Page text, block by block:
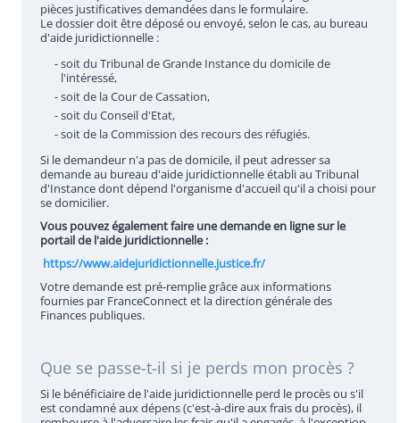
pièces justificatives demandées dans le formulaire.
Le dossier doit être déposé ou envoyé, selon le cas, au bureau
d'aide juridictionnelle :
- soit du Tribunal de Grande Instance du domicile de
l'intéressé,
- soit de la Cour de Cassation,
- soit du Conseil d'Etat,
- soit de la Commission des recours des réfugiés.
Si le demandeur n'a pas de domicile, il peut adresser sa
demande au bureau d'aide juridictionnelle établi au Tribunal
d'Instance dont dépend l'organisme d'accueil qu'il a choisi pour
se domicilier.
Vous pouvez également faire une demande en ligne sur le
portail de l'aide juridictionnelle :
https://www.aidejuridictionnelle.justice.fr/
Votre demande est pré-remplie grâce aux informations
fournies par FranceConnect et la direction générale des
Finances publiques.
Que se passe-t-il si je perds mon procès ?
Si le bénéficiaire de l'aide juridictionnelle perd le procès ou s'il
est condamné aux dépens (c'est-à-dire aux frais du procès), il